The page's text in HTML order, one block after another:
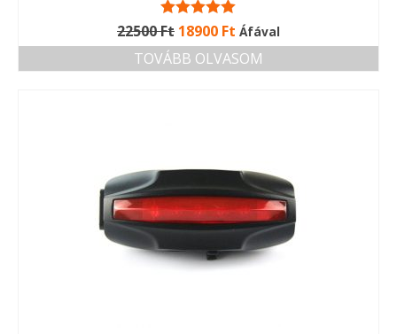
Értékelés:
22500Ft Original
price
was:
18900 Ft Current
price
is:
Áfával
TOVÁBB OLVASOM